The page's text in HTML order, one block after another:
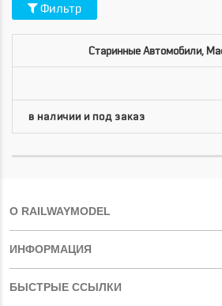
Фильтр
Старинные Автомобили,
О RAILWAYMODEL
ИНФОРМАЦИЯ
БЫСТРЫЕ ССЫЛКИ